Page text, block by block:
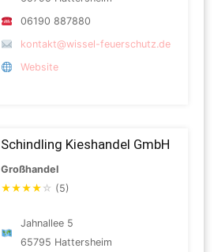
06190 887880
kontakt@wissel-feuerschutz.de
Website
Schindling Kieshandel GmbH
Großhandel
★★★★ ☆ (5)
Jahnallee 5
65795 Hattersheim